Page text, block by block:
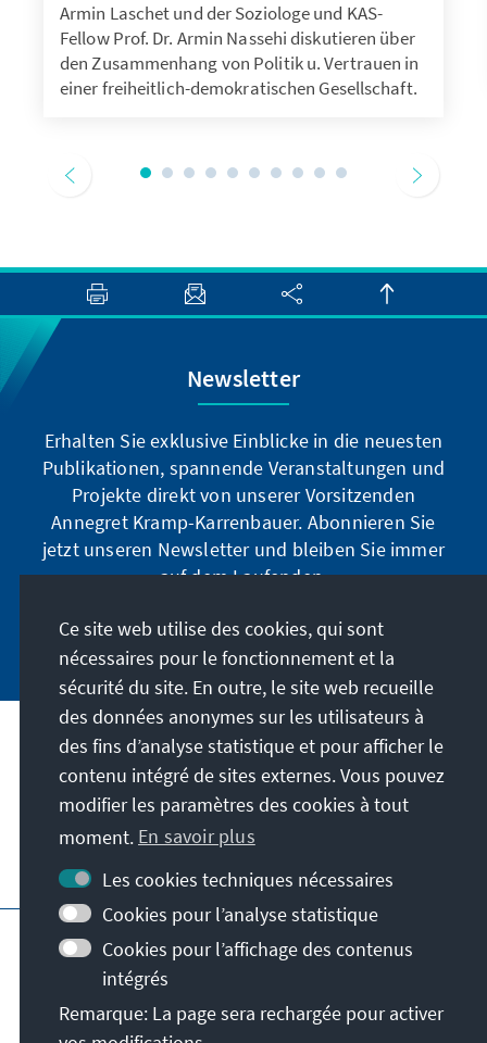
Armin Laschet und der Soziologe und KAS-
Fellow Prof. Dr. Armin Nassehi diskutieren über
den Zusammenhang von Politik u. Vertrauen in
einer freiheitlich-demokratischen Gesellschaft.
Newsletter
Erhalten Sie exklusive Einblicke in die neuesten
Publikationen, spannende Veranstaltungen und
Projekte direkt von unserer Vorsitzenden
Annegret Kramp-Karrenbauer. Abonnieren Sie
jetzt unseren Newsletter und bleiben Sie immer
auf dem Laufenden.
Jetzt abonnieren
Notre mission
Contact
Autres offres de la fondation
Impressum
Protection des données
Conditions d'utilisation
Déclaration d'accessibilité
Plan du site
Ce site web utilise des cookies, qui sont
nécessaires pour le fonctionnement et la
sécurité du site. En outre, le site web recueille
des données anonymes sur les utilisateurs à
des fins d’analyse statistique et pour afficher le
contenu intégré de sites externes. Vous pouvez
modifier les paramètres des cookies à tout
moment. En savoir plus
Les cookies techniques nécessaires
Cookies pour l’analyse statistique
Cookies pour l’affichage des contenus
intégrés
Remarque: La page sera rechargée pour activer